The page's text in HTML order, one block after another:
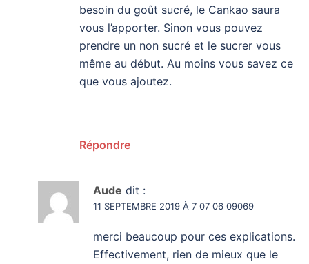
besoin du goût sucré, le Cankao saura
vous l’apporter. Sinon vous pouvez
prendre un non sucré et le sucrer vous
même au début. Au moins vous savez ce
que vous ajoutez.
Répondre
Aude dit :
11 SEPTEMBRE 2019 À 7 07 06 09069
merci beaucoup pour ces explications.
Effectivement, rien de mieux que le